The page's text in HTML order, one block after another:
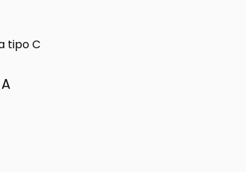
tipo C